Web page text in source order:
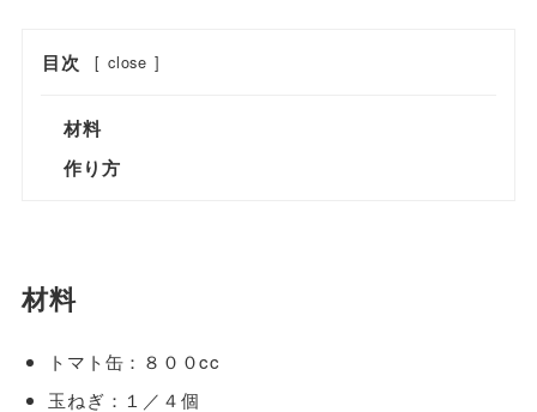
目次 [ close ]
材料
作り方
材料
トマト缶：８００cc
玉ねぎ：１／４個